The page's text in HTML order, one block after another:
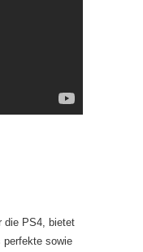
die PS4, bietet
perfekte sowie